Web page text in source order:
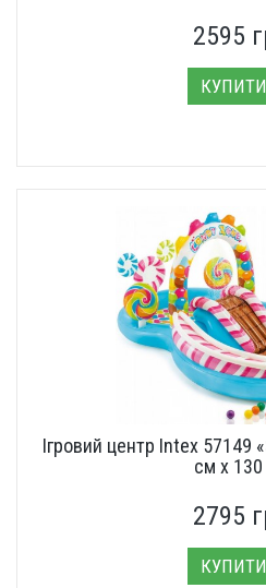
2595
КУПИТИ
Ігровий центр Intex 57149
см х
2795
КУПИТИ